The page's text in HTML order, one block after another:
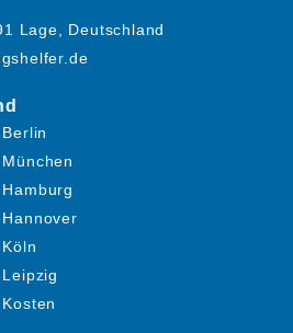
Lage, Deutschland